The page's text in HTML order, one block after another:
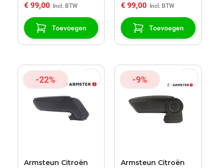
€ 99,00
Toevoegen
€ 99,00
Toevoegen
-22%
Armsteun Citroën
-9%
Armsteun Citroën